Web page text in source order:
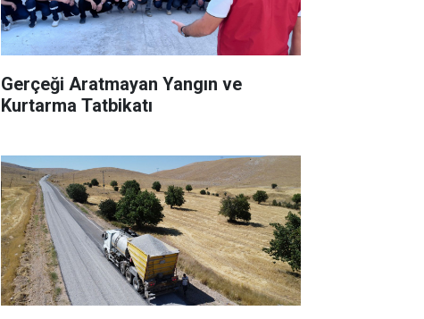
Gerçeği Aratmayan Yangın ve
Kurtarma Tatbikatı